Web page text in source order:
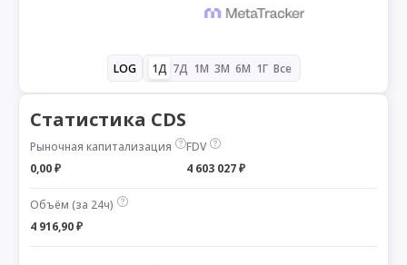
LOG 1Д 7Д 1М 3М 6М 1Г Все
Статистика CDS
Рыночная капитализация
0,00 ₽
FDV
4 603 027 ₽
Объём (за 24ч)
4 916,90 ₽